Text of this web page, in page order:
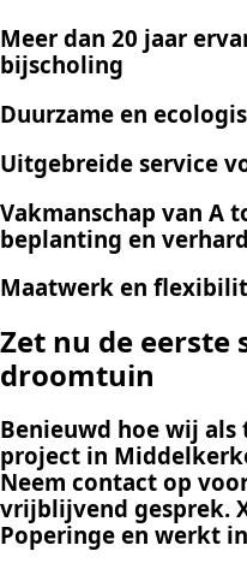
Meer dan 20 jaar
bijscholing
Duurzame en
Uitgebreide service
Vakmanschap van A
beplanting en
Maatwerk en
Zet nu de
droomtuin
Benieuwd hoe wij
project in
Neem contact op
vrijblijvend gesprek.
Poperinge en werkt